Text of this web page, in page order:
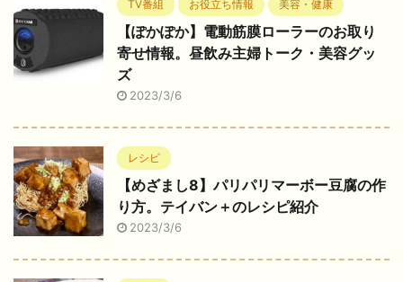
TV番組 お役立ち情報 美容・健康
【ぽかぽか】電動筋膜ローラーのお取り
寄せ情報。昼飲み主婦トーク・美容グッ
ズ
2023/3/6
レシピ
【めざまし8】パリパリマーボー豆腐の作
り方。テイバン＋のレシピ紹介
2023/3/6